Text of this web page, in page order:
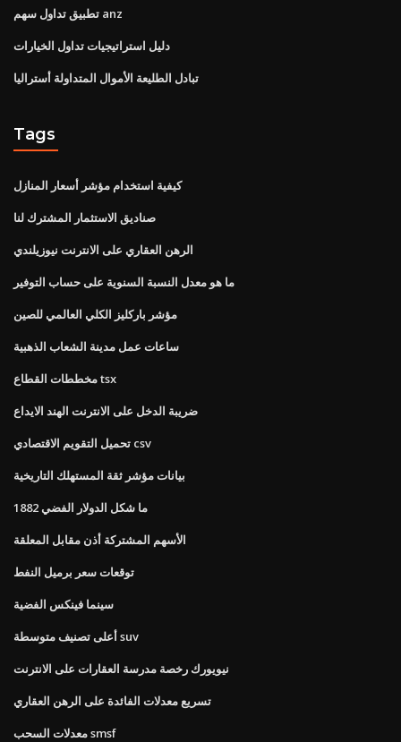
تطبيق تداول سهم anz
دليل استراتيجيات تداول الخيارات
تبادل الطليعة الأموال المتداولة أستراليا
Tags
كيفية استخدام مؤشر أسعار المنازل
صناديق الاستثمار المشترك لنا
الرهن العقاري على الانترنت نيوزيلندي
ما هو معدل النسبة السنوية على حساب التوفير
مؤشر باركليز الكلي العالمي للصين
ساعات عمل مدينة الشعاب الذهبية
مخططات القطاع tsx
ضريبة الدخل على الانترنت الهند الايداع
تحميل التقويم الاقتصادي csv
بيانات مؤشر ثقة المستهلك التاريخية
ما شكل الدولار الفضي 1882
الأسهم المشتركة أذن مقابل المعلقة
توقعات سعر برميل النفط
سينما فينكس الفضية
أعلى تصنيف متوسطة suv
نيويورك رخصة مدرسة العقارات على الانترنت
تسريع معدلات الفائدة على الرهن العقاري
معدلات السحب smsf